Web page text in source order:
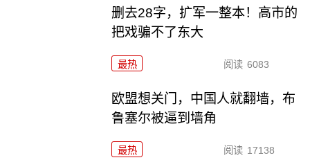
删去28字，扩军一整本！高市的
把戏骗不了东大
最热 阅读 6083
欧盟想关门，中国人就翻墙，布
鲁塞尔被逼到墙角
最热 阅读 17138